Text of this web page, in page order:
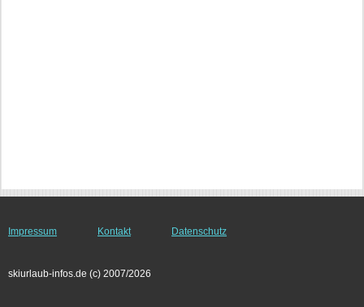
Impressum Kontakt Datenschutz
skiurlaub-infos.de (c) 2007/2026